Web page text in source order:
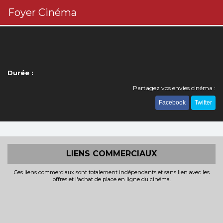
Foyer Cinéma
Durée :
Partagez vos envies cinéma :
Facebook Twitter
LIENS COMMERCIAUX
Ces liens commerciaux sont totalement indépendants et sans lien avec les
offres et l'achat de place en ligne du cinéma.